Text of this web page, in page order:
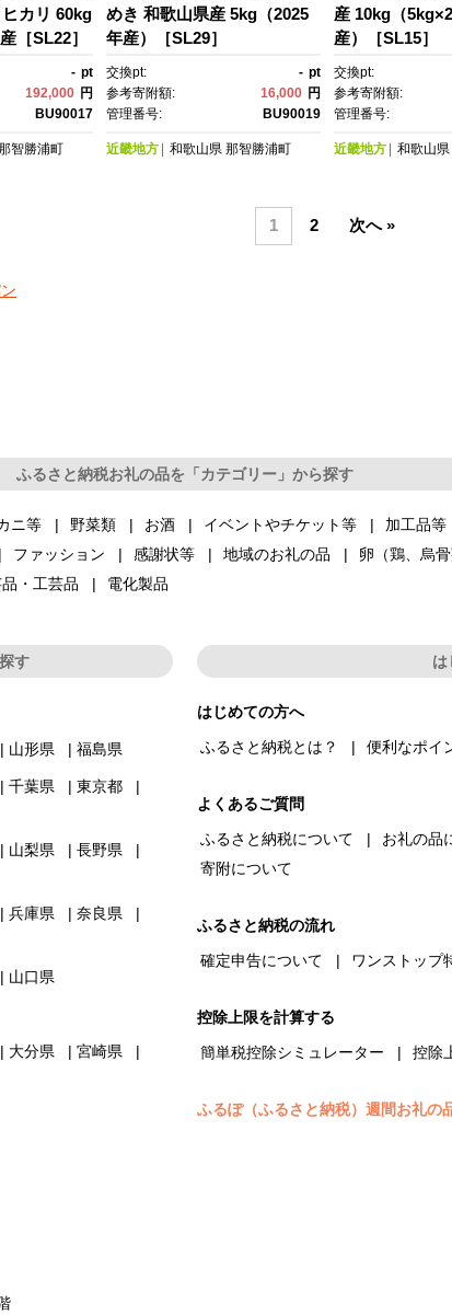
カリ 60kg
［SL22］
- pt
192,000 円
BU90017
智勝浦町
めき 和歌山県産 5kg（2025
年産）［SL29］
交換pt: - pt
参考寄附額:
16,000 円
管理番号:
BU90019
近畿地方 和歌山県 那智勝浦町
産 10kg（
産）［SL15］
交換pt:
参考寄附額:
管理番号:
近畿地方 和歌山県
1 2 次へ »
ふるさと納税お礼の品を「カテゴリー」から探す
ニ等 野菜類 お酒 イベントやチケット等 加工品等
ファッション 感謝状等 地域のお礼の品 卵（鶏、烏骨
・工芸品 電化製品
す
山形県 福島県
千葉県
東京都
山梨県
長野県
兵庫県
奈良県
山口県
大分県
宮崎県
は
はじめての方へ
ふるさと納税とは？
便利なポイ
よくあるご質問
ふるさと納税について
お礼の品
寄附について
ふるさと納税の流れ
確定申告について
ワンストップ
控除上限を計算する
簡単税控除シミュレーター
控除
ふるぽ（ふるさと納税）週間お礼の